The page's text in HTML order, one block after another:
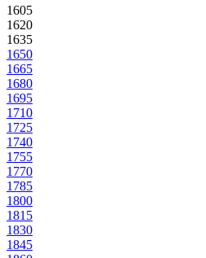
1605
1620
1635
1650
1665
1680
1695
1710
1725
1740
1755
1770
1785
1800
1815
1830
1845